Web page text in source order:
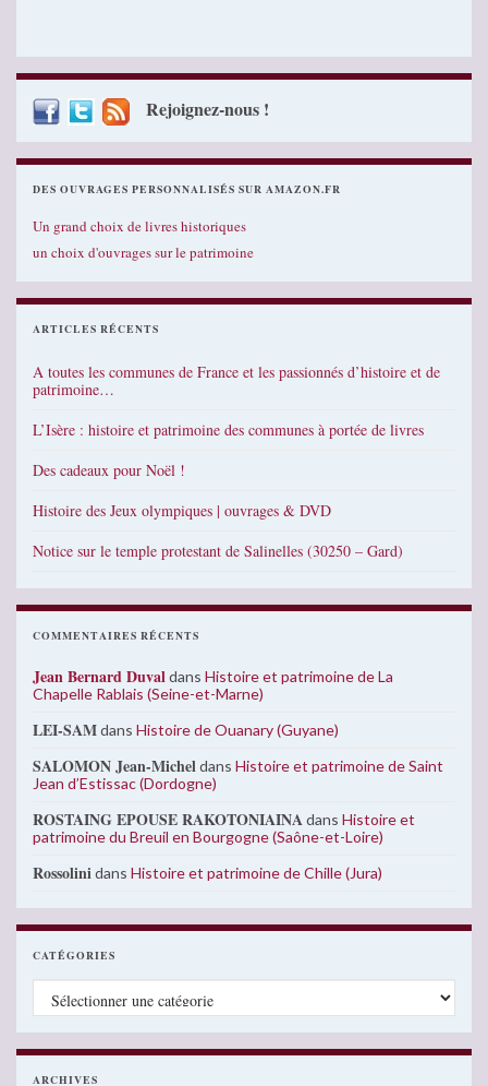
Rejoignez-nous !
DES OUVRAGES PERSONNALISÉS SUR AMAZON.FR
Un grand choix de livres historiques
un choix d'ouvrages sur le patrimoine
ARTICLES RÉCENTS
A toutes les communes de France et les passionnés d’histoire et de
patrimoine…
L’Isère : histoire et patrimoine des communes à portée de livres
Des cadeaux pour Noël !
Histoire des Jeux olympiques | ouvrages & DVD
Notice sur le temple protestant de Salinelles (30250 – Gard)
COMMENTAIRES RÉCENTS
Jean Bernard Duvaldans Histoire et patrimoine de La
Chapelle Rablais (Seine-et-Marne)
LEI-SAMdans Histoire de Ouanary (Guyane)
SALOMON Jean-Micheldans Histoire et patrimoine de Saint
Jean d’Estissac (Dordogne)
ROSTAING EPOUSE RAKOTONIAINAdans Histoire et
patrimoine du Breuil en Bourgogne (Saône-et-Loire)
Rossolinidans Histoire et patrimoine de Chille (Jura)
CATÉGORIES
Catégories
ARCHIVES